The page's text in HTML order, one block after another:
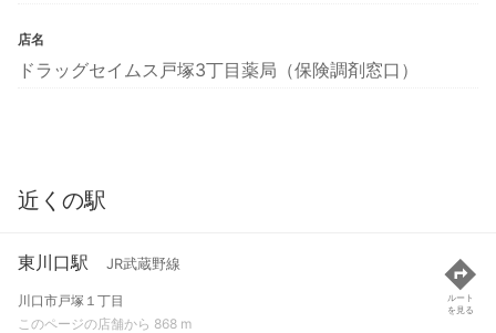
店名
ドラッグセイムス戸塚3丁目薬局（保険調剤窓口）
近くの駅
東川口駅 JR武蔵野線
川口市戸塚１丁目
このページの店舗から 868 m
ルート
を見る